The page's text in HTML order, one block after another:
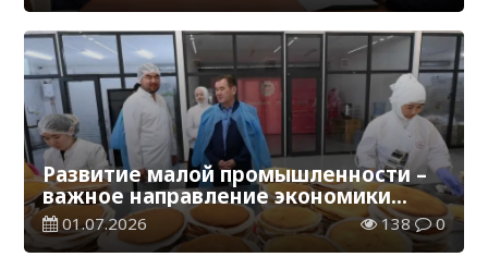
Развитие малой промышленности –
важное направление экономики
региона
01.07.2026 138 0